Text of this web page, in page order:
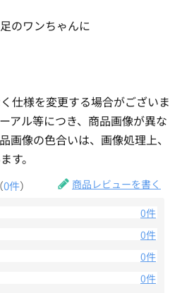
のワンちゃんに
仕様を変更する場合がございま
アル等につき、商品画像が異な
画像の色合いは、画像処理上、
す。
（0件） 商品レビューを書く
0件
0件
0件
0件